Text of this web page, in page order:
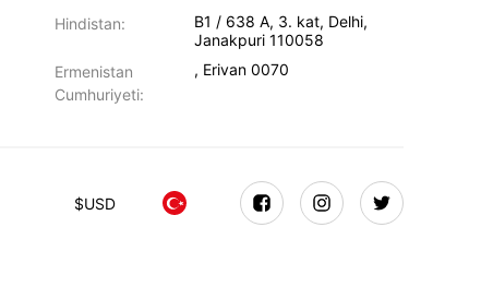
Hindistan:
B1 / 638 A, 3. kat, Delhi,
Janakpuri 110058
Ermenistan
Cumhuriyeti:
, Erivan 0070
$USD